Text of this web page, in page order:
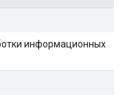
информационных